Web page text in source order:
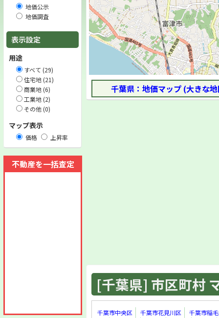
地価公示
地価調査
表示設定
用途
すべて (29)
住宅地 (21)
商業地 (6)
工業地 (2)
その他 (0)
マップ表示
価格 上昇率
不動産を一括査定
千葉県：地価マップ (大きな
[千葉県] 市区町村
千葉市中央区 千葉市花見川区
千葉市稲